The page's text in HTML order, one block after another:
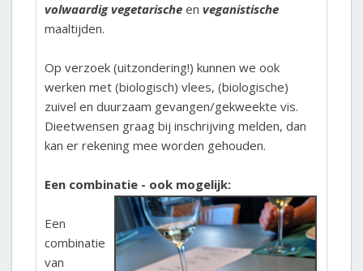
volwaardig vegetarische en veganistische
maaltijden.
Op verzoek (uitzondering!) kunnen we ook
werken met (biologisch) vlees, (biologische)
zuivel en duurzaam gevangen/gekweekte vis.
Dieetwensen graag bij inschrijving melden, dan
kan er rekening mee worden gehouden.
Een combinatie - ook mogelijk:
Een
combinatie
van